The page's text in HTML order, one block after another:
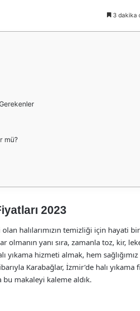
3 dakika
mü?
2023
halılarımızın temizliği için hayati
olmanın yanı sıra, zamanla toz, kir,
yıkama hizmeti almak, hem
Karabağlar, İzmir’de halı yıkama
makaleyi kaleme aldık.